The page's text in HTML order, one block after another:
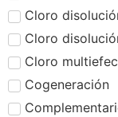
Cloro
Cloro
Cloro
Cogeneración